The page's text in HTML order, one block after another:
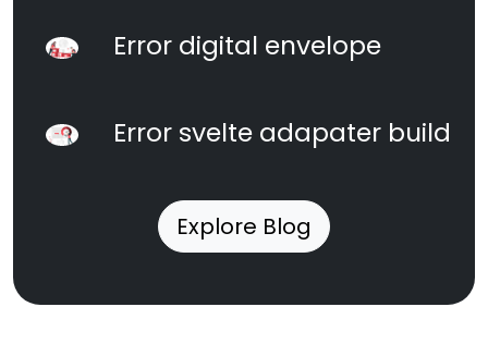
Error digital envelope
Error svelte adapater build
Explore Blog